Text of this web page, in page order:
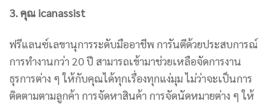
3. คุณ icanassist
ฟรีแลนซ์เลขานุการระดับมืออาชีพ การันตีด้วยประสบการณ์
การทำงานกว่า 20 ปี สามารถเข้ามาช่วยเหลือจัดการงาน
ธุรการต่าง ๆ ให้กับคุณได้ทุกเรื่องทุกแง่มุม ไม่ว่าจะเป็นการ
ติดตามตามลูกค้า การจัดหาสินค้า การจัดนัดหมายต่าง ๆ ให้